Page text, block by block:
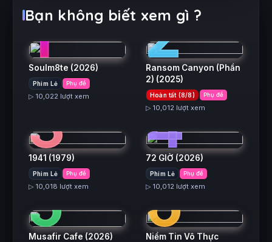
Bạn không biết xem gì ?
1
Soulm8te (2026)
Phim Lẻ Phụ đề
▷ 10,022 lượt xem
2
Ransom Canyon (Phần
2) (2025)
Hoàn tất (8/8) Phụ đề
▷ 10,012 lượt xem
3
1941 (1979)
Phim Lẻ Phụ đề
▷ 10,018 lượt xem
4
72 GIỜ (2026)
Phim Lẻ Phụ đề
▷ 10,012 lượt xem
5
Musafir Cafe (2026) 6
Niềm Tin Vô Thực